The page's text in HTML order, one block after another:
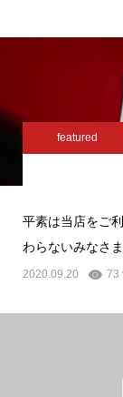
featured
平素は当店をご
わらないみなさ
2020.09.20 73